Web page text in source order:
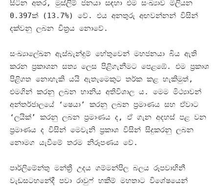
සිටින අතර, මුස්ලිම් ජනයා සඳහා එම සංඛ්‍යාව මිලියන
0.397ක් (13.7%) වේ. එය අනතුරු අඟවන්නන් විසින්
දක්වනු ලබන චිත්‍රය නොවේ.
සංඛ්‍යාලේඛන ඇස්බැන්දුම් හේතුවෙන් මහජනයා බිය ඇති
කරන ප්‍රකාශන සත්‍ය ලෙස පිළිගැනීමට පෙළඹේ. එම ප්‍රකාශ
පිළිගත නොහැකි යයි ඇතැමෙකුට තර්ක කළ හැකිමුත් ,
එමගින් කරනු ලබන හානිය අතිවිශාල ය. මෙම මිථ්‍යාවන්
අන්තර්ජාලයේ ‘ෂෙයා’ කරනු ලබන ප්‍රමාණය සහ ඒවාට
‘ලයික්’ කරනු ලබන ප්‍රමාණය ද, ඒ ගැන අදහස් පළ වන
ප්‍රමාණය ද විසින් මෙවැනි ප්‍රකාශ විසින් සිදුකරනු ලබන
නොමග යැවීමේ තරම නිරූපණය වේ.
පාර්ලිමේන්තු මන්ත්‍රී උදය ගම්මන්පිල බලය රූපවාහිනී
වැඩසටහනේදී පවා රාවුෆ් හකීම් මහතාට විශේෂයෙන්